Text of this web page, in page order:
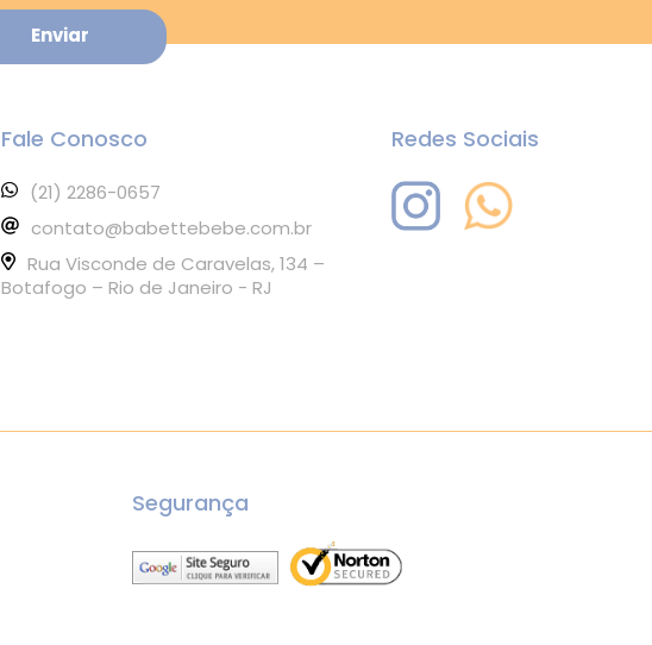
Fale Conosco
(21) 2286-0657
contato@babettebebe.com.br
Rua Visconde de Caravelas, 134 –
Botafogo – Rio de Janeiro - RJ
Redes Sociais
Segurança